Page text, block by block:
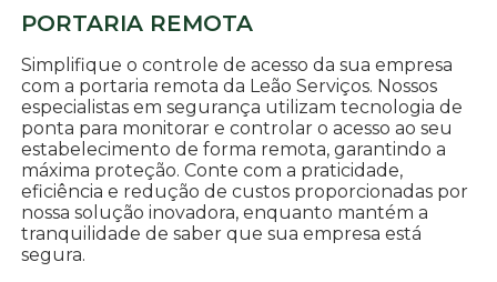
PORTARIA REMOTA
Simplifique o controle de acesso da sua empresa
com a portaria remota da Leão Serviços. Nossos
especialistas em segurança utilizam tecnologia de
ponta para monitorar e controlar o acesso ao seu
estabelecimento de forma remota, garantindo a
máxima proteção. Conte com a praticidade,
eficiência e redução de custos proporcionadas por
nossa solução inovadora, enquanto mantém a
tranquilidade de saber que sua empresa está
segura.